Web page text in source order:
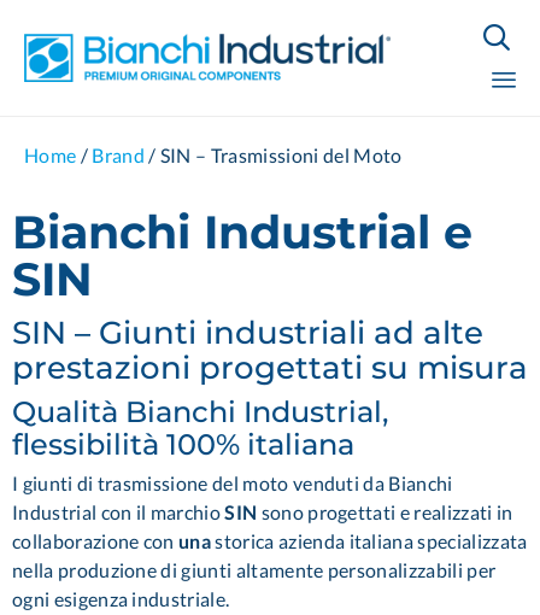

Home / Brand / SIN – Trasmissioni del Moto
Bianchi Industrial e
SIN
SIN – Giunti industriali ad alte
prestazioni progettati su misura
Qualità Bianchi Industrial,
flessibilità 100% italiana
I giunti di trasmissione del moto venduti da Bianchi
Industrial con il marchioSIN sono progettati e realizzati in
collaborazione conunastorica azienda italiana specializzata
nella produzione di giunti altamente personalizzabili per
ogni esigenza industriale.